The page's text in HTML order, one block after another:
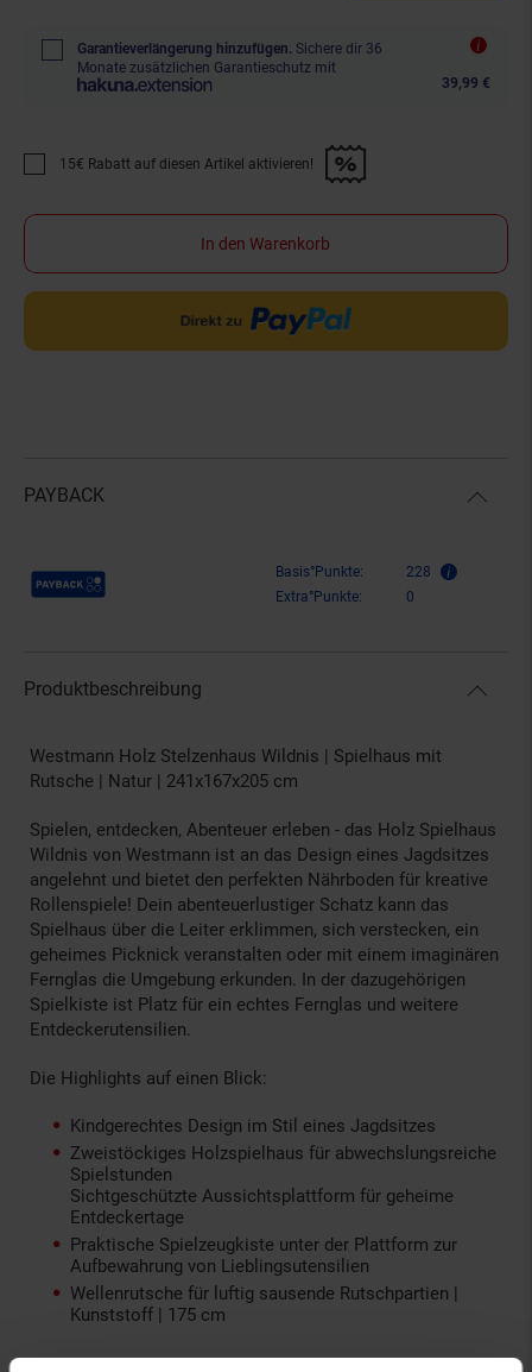
Garantieverlängerung hinzufügen. Sichere dir 36
Monate zusätzlichen Garantieschutz mit
39,99 €
Promotion "15€ Rabatt auf diesen Artikel aktivieren!" anwenden
15€ Rabatt auf diesen Artikel aktivieren!
In den Warenkorb
PAYBACK
Payback Punkte Basis°Punkte:
228
Extra°Punkte:
0
Produktbeschreibung
Westmann Holz Stelzenhaus Wildnis | Spielhaus mit
Rutsche | Natur | 241x167x205 cm
Spielen, entdecken, Abenteuer erleben - das Holz Spielhaus
Wildnis von Westmann ist an das Design eines Jagdsitzes
angelehnt und bietet den perfekten Nährboden für kreative
Rollenspiele! Dein abenteuerlustiger Schatz kann das
Spielhaus über die Leiter erklimmen, sich verstecken, ein
geheimes Picknick veranstalten oder mit einem imaginären
Fernglas die Umgebung erkunden. In der dazugehörigen
Spielkiste ist Platz für ein echtes Fernglas und weitere
Entdeckerutensilien.
Die Highlights auf einen Blick:
Kindgerechtes Design im Stil eines Jagdsitzes
Zweistöckiges Holzspielhaus für abwechslungsreiche
Spielstunden
Sichtgeschützte Aussichtsplattform für geheime
Entdeckertage
Praktische Spielzeugkiste unter der Plattform zur
Aufbewahrung von Lieblingsutensilien
Wellenrutsche für luftig sausende Rutschpartien |
Kunststoff | 175 cm